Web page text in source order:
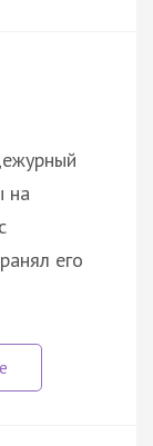
на
его